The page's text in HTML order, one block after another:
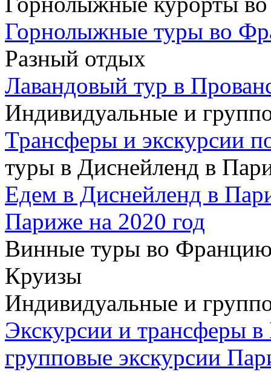
Горнолыжные туры во
Разный отдых
Лавандовый тур в
Индивидуальные и
Трансферы и экскурсии
туры в Диснейленд в
Едем в Диснейленд в
Париже на 2020 год
Винные туры во
Круизы
Индивидуальные и
Экскурсии и трансферы
групповые экскурсии